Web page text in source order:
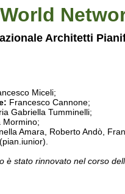
Architetti
Miceli;
Francesco Cannone;
Gabriella Tumminelli;
Mormino;
Amara, Roberto Andò,
è stato rinnovato nel corso